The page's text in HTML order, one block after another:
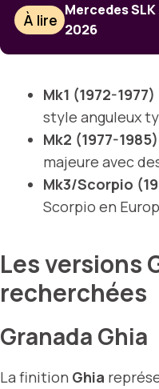
À lire
Mercedes
2026
Mk1 (1972-1977)
style anguleux
Mk2 (1977-1985)
majeure avec
Mk3/Scorpio
Scorpio en
Les versions
recherchées
Granada Ghia
La finition Ghia